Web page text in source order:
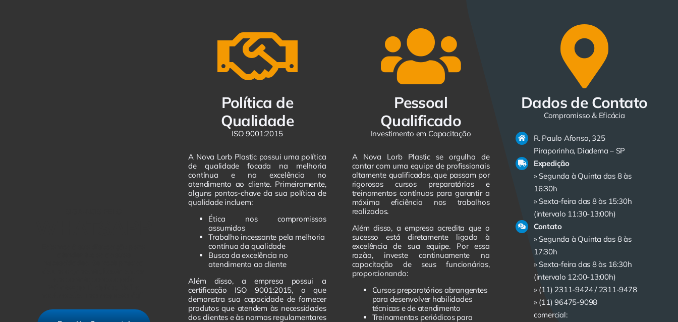
Política de
Qualidade
ISO 9001:2015
A Nova Lorb Plastic possui uma política
de qualidade focada na melhoria
contínua e na excelência no
atendimento ao cliente. Primeiramente,
alguns pontos-chave da sua política de
qualidade incluem:
Ética nos compromissos
assumidos
Trabalho incessante pela melhoria
contínua da qualidade
Busca da excelência no
atendimento ao cliente
Além disso, a empresa possui a
certificação ISO 9001:2015, o que
demonstra sua capacidade de fornecer
produtos que atendem às necessidades
dos clientes e às normas regulamentares
Pessoal
Qualificado
Investimento em Capacitação
A Nova Lorb Plastic se orgulha de
contar com uma equipe de profissionais
altamente qualificados, que passam por
rigorosos cursos preparatórios e
treinamentos contínuos para garantir a
máxima eficiência nos trabalhos
realizados.
Além disso, a empresa acredita que o
sucesso está diretamente ligado à
excelência de sua equipe. Por essa
razão, investe continuamente na
capacitação de seus funcionários,
proporcionando:
Cursos preparatórios abrangentes
para desenvolver habilidades
técnicas e de atendimento
Treinamentos periódicos para
Dados de Contato
Compromisso & Eficácia
R. Paulo Afonso, 325
Piraporinha, Diadema – SP
Expedição
» Segunda à Quinta das 8 às
16:30h
» Sexta-feira das 8 às 15:30h
(intervalo 11:30-13:00h)
Contato
» Segunda à Quinta das 8 às
17:30h
» Sexta-feira das 8 às 16:30h
(intervalo 12:00-13:00h)
» (11) 2311-9424 / 2311-9478
» (11) 96475-9098
comercial: